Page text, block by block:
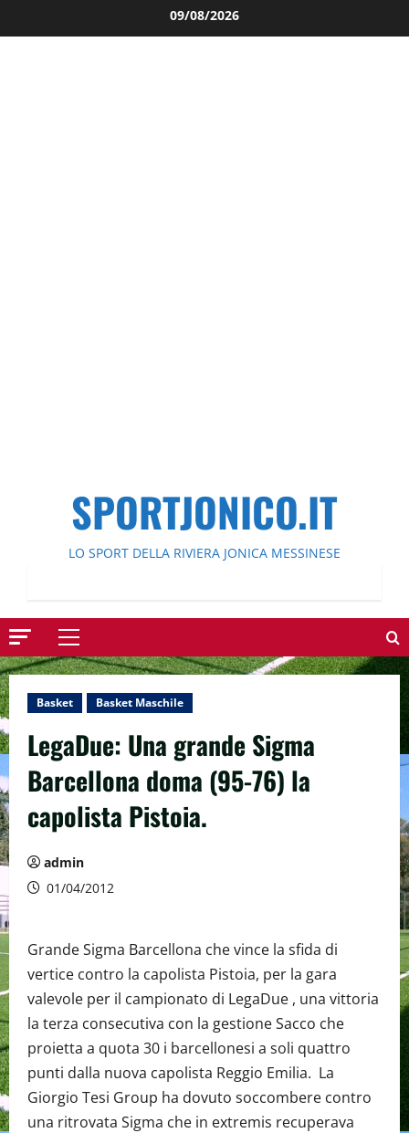
al
09/08/2026
SPORTJONICO.IT
LO SPORT DELLA RIVIERA JONICA MESSINESE
Menu
principale
Basket Basket Maschile
LegaDue: Una grande Sigma
Barcellona doma (95-76) la
capolista Pistoia.
admin
01/04/2012
Grande Sigma Barcellona che vince la sfida di
vertice contro la capolista Pistoia, per la gara
valevole per il campionato di LegaDue , una vittoria
la terza consecutiva con la gestione Sacco che
proietta a quota 30 i barcellonesi a soli quattro
punti dalla nuova capolista Reggio Emilia. La
Giorgio Tesi Group ha dovuto soccombere contro
una ritrovata Sigma che in extremis recuperava